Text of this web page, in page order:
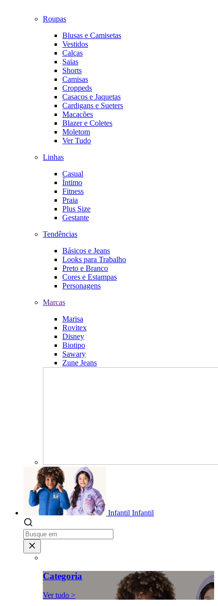
Roupas
Blusas e Camisetas
Vestidos
Calças
Saias
Shorts
Camisas
Croppeds
Casacos e Jaquetas
Cardigans e Sueters
Macacões
Blazer e Coletes
Moletom
Ver Tudo
Linhas
Casual
Íntimo
Fitness
Praia
Plus Size
Gestante
Tendências
Básicos e Jeans
Looks para Trabalho
Preto e Branco
Cores e Estampas
Personagens
Marcas
Marisa
Rovitex
Disney
Biotipo
Sawary
Zune Jeans
Infantil Infantil
Categoria
Ver tudo >